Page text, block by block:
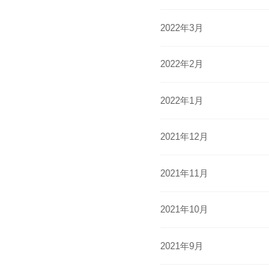
2022年3月
2022年2月
2022年1月
2021年12月
2021年11月
2021年10月
2021年9月